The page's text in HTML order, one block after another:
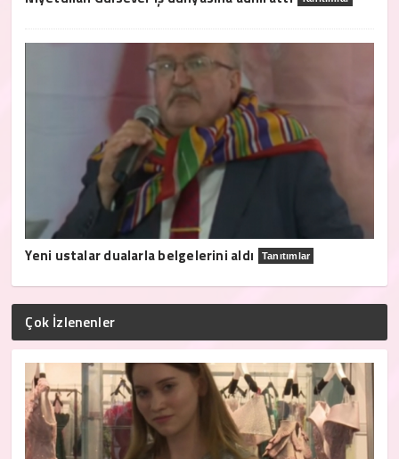
Yeni ustalar dualarla belgelerini aldı Tanıtımlar
Çok İzlenenler